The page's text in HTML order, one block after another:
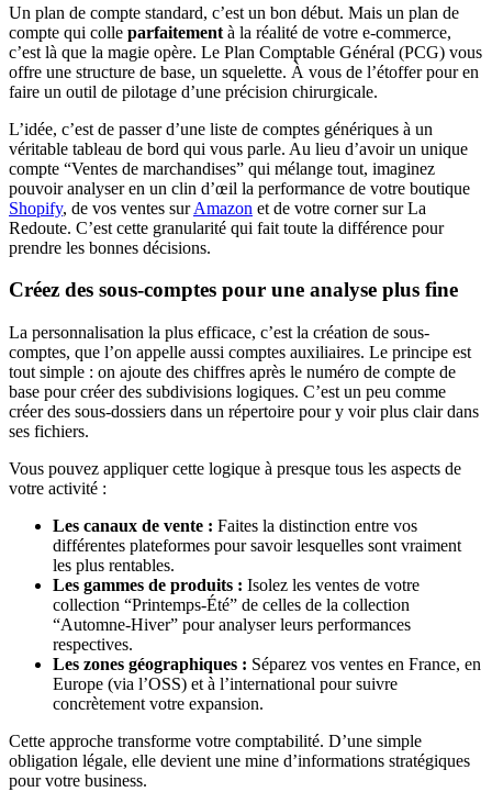
Un plan de compte standard, c’est un bon début. Mais un plan de
compte qui colle parfaitement à la réalité de votre e-commerce,
c’est là que la magie opère. Le Plan Comptable Général (PCG) vous
offre une structure de base, un squelette. À vous de l’étoffer pour en
faire un outil de pilotage d’une précision chirurgicale.
L’idée, c’est de passer d’une liste de comptes génériques à un
véritable tableau de bord qui vous parle. Au lieu d’avoir un unique
compte “Ventes de marchandises” qui mélange tout, imaginez
pouvoir analyser en un clin d’œil la performance de votre boutique
Shopify, de vos ventes surAmazon et de votre corner sur La
Redoute. C’est cette granularité qui fait toute la différence pour
prendre les bonnes décisions.
Créez des sous-comptes pour une analyse plus fine
La personnalisation la plus efficace, c’est la création de sous-
comptes, que l’on appelle aussi comptes auxiliaires. Le principe est
tout simple : on ajoute des chiffres après le numéro de compte de
base pour créer des subdivisions logiques. C’est un peu comme
créer des sous-dossiers dans un répertoire pour y voir plus clair dans
ses fichiers.
Vous pouvez appliquer cette logique à presque tous les aspects de
votre activité :
Les canaux de vente : Faites la distinction entre vos
différentes plateformes pour savoir lesquelles sont vraiment
les plus rentables.
Les gammes de produits : Isolez les ventes de votre
collection “Printemps-Été” de celles de la collection
“Automne-Hiver” pour analyser leurs performances
respectives.
Les zones géographiques : Séparez vos ventes en France, en
Europe (via l’OSS) et à l’international pour suivre
concrètement votre expansion.
Cette approche transforme votre comptabilité. D’une simple
obligation légale, elle devient une mine d’informations stratégiques
pour votre business.